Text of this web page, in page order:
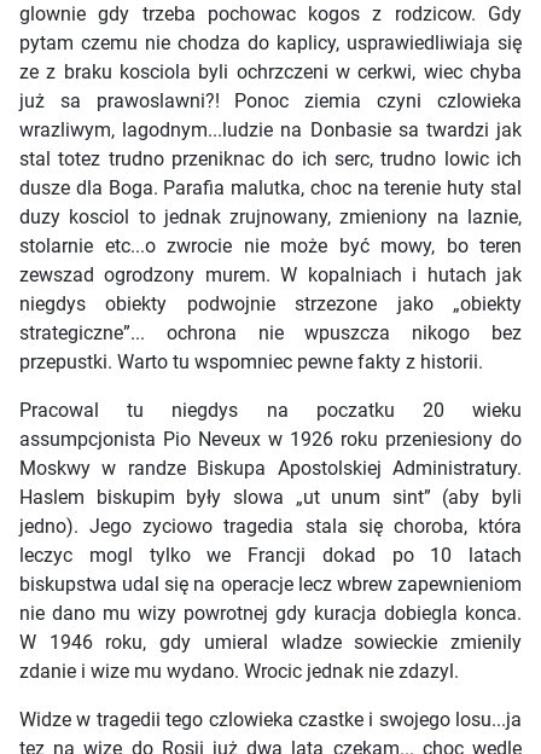
glownie gdy trzeba pochowac kogos z rodzicow. Gdy
pytam czemu nie chodza do kaplicy, usprawiedliwiaja się
ze z braku kosciola byli ochrzczeni w cerkwi, wiec chyba
już sa prawoslawni?! Ponoc ziemia czyni czlowieka
wrazliwym, lagodnym...ludzie na Donbasie sa twardzi jak
stal totez trudno przeniknac do ich serc, trudno lowic ich
dusze dla Boga. Parafia malutka, choc na terenie huty stal
duzy kosciol to jednak zrujnowany, zmieniony na laznie,
stolarnie etc...o zwrocie nie może być mowy, bo teren
zewszad ogrodzony murem. W kopalniach i hutach jak
niegdys obiekty podwojnie strzezone jako „obiekty
strategiczne”... ochrona nie wpuszcza nikogo bez
przepustki. Warto tu wspomniec pewne fakty z historii.
Pracowal tu niegdys na poczatku 20 wieku
assumpcjonista Pio Neveux w 1926 roku przeniesiony do
Moskwy w randze Biskupa Apostolskiej Administratury.
Haslem biskupim były slowa „ut unum sint” (aby byli
jedno). Jego zyciowo tragedia stala się choroba, która
leczyc mogl tylko we Francji dokad po 10 latach
biskupstwa udal się na operacje lecz wbrew zapewnieniom
nie dano mu wizy powrotnej gdy kuracja dobiegla konca.
W 1946 roku, gdy umieral wladze sowieckie zmienily
zdanie i wize mu wydano. Wrocic jednak nie zdazyl.
Widze w tragedii tego czlowieka czastke i swojego losu...ja
tez na wize do Rosji już dwa lata czekam... choc wedle